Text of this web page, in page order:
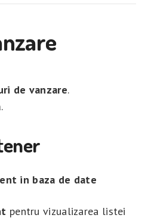
de vanzare.
.
in baza de date
pentru vizualizarea listei